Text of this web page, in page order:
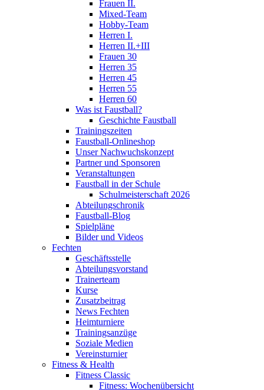
Frauen II.
Mixed-Team
Hobby-Team
Herren I.
Herren II.+III
Frauen 30
Herren 35
Herren 45
Herren 55
Herren 60
Was ist Faustball?
Geschichte Faustball
Trainingszeiten
Faustball-Onlineshop
Unser Nachwuchskonzept
Partner und Sponsoren
Veranstaltungen
Faustball in der Schule
Schulmeisterschaft 2026
Abteilungschronik
Faustball-Blog
Spielpläne
Bilder und Videos
Fechten
Geschäftsstelle
Abteilungsvorstand
Trainerteam
Kurse
Zusatzbeitrag
News Fechten
Heimturniere
Trainingsanzüge
Soziale Medien
Vereinsturnier
Fitness & Health
Fitness Classic
Fitness: Wochenübersicht